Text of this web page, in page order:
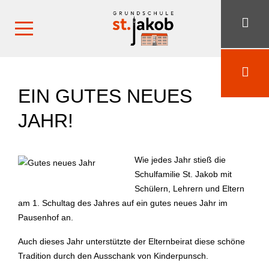
EIN GUTES NEUES
JAHR!
Wie jedes Jahr stieß die
Schulfamilie St. Jakob mit
Schülern, Lehrern und Eltern
am 1. Schultag des Jahres auf ein gutes neues Jahr im
Pausenhof an.
Auch dieses Jahr unterstützte der Elternbeirat diese schöne
Tradition durch den Ausschank von Kinderpunsch.